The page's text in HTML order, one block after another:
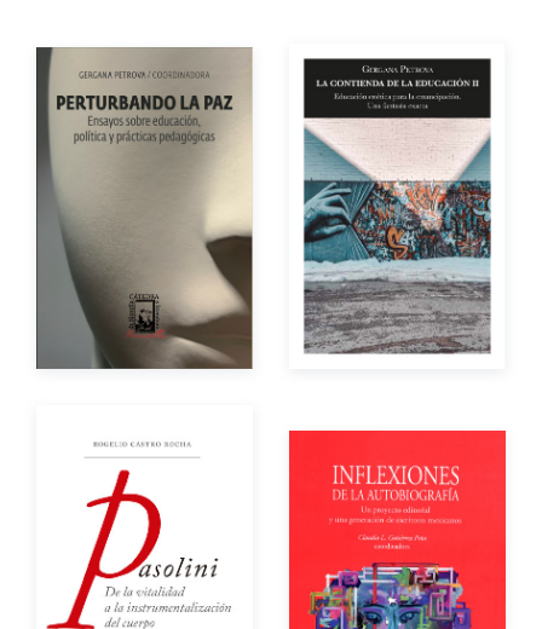
Autor
Impreso $250.00
Autor
Año de edición
Impreso $140.00
Autor
Año de edición
Autor
Año de edición